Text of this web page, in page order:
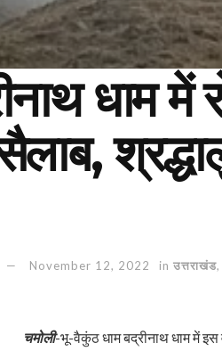
धाम में
November 12, 2022 in उत्तराखंड,
चमोली-भू-वैकुंठ धाम बद्रीनाथ धाम में इस